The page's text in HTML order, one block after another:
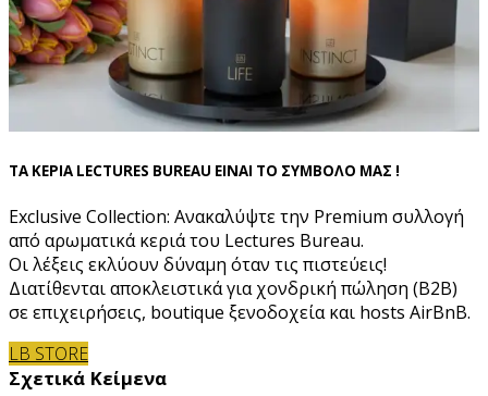
ΤΑ ΚΕΡΙΑ LECTURES BUREAU ΕΙΝΑΙ ΤΟ ΣΥΜΒΟΛΟ ΜΑΣ !
Exclusive Collection: Ανακαλύψτε την Premium συλλογή
από αρωματικά κεριά του Lectures Bureau.
Οι λέξεις εκλύουν δύναμη όταν τις πιστεύεις!
Διατίθενται αποκλειστικά για χονδρική πώληση (B2B)
σε επιχειρήσεις, boutique ξενοδοχεία και hosts AirBnB.
LB STORE
Σχετικά Κείμενα